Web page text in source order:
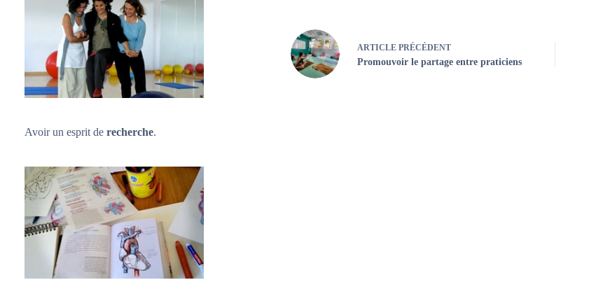
ARTICLEPRÉCÉDENT
Promouvoir le partage entre praticiens
Avoir un esprit de recherche.